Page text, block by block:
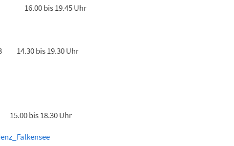
16.00 bis 19.45 Uhr
3 14.30 bis 19.30 Uhr
bis 18.30 Uhr